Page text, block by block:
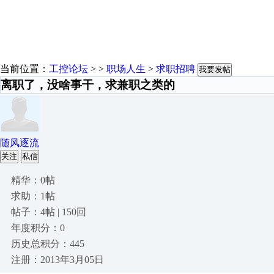
当前位置： 工控论坛 > > 职场人生 > 求职招聘 我要发帖
离职了，没啥事干，求兼职之类的
随风逐流
关注 私信
精华：0帖
求助：1帖
帖子：4帖 | 150回
年度积分：0
历史总积分：445
注册：2013年3月05日